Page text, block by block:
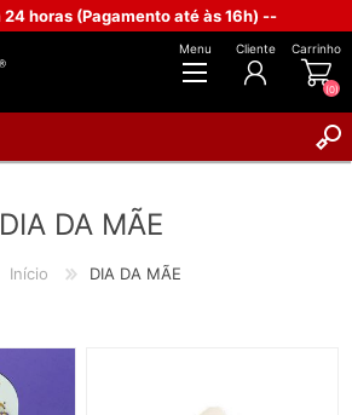
horas (Pagamento até às 16h) --
Menu Cliente Carrinho
(0)
DIA DA MÃE
Início DIA DA MÃE